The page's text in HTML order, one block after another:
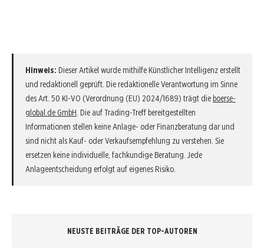
Hinweis: Dieser Artikel wurde mithilfe Künstlicher Intelligenz erstellt
und redaktionell geprüft. Die redaktionelle Verantwortung im Sinne
des Art. 50 KI-VO (Verordnung (EU) 2024/1689) trägt die boerse-
global.de GmbH . Die auf Trading-Treff bereitgestellten
Informationen stellen keine Anlage- oder Finanzberatung dar und
sind nicht als Kauf- oder Verkaufsempfehlung zu verstehen. Sie
ersetzen keine individuelle, fachkundige Beratung. Jede
Anlageentscheidung erfolgt auf eigenes Risiko.
NEUSTE BEITRÄGE DER TOP-AUTOREN